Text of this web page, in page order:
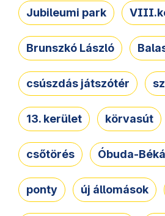
Jubileumi park
Brunszkó László
csúszdás játszótér
13. kerület körvasút
csőtörés Óbuda-
ponty új állomások